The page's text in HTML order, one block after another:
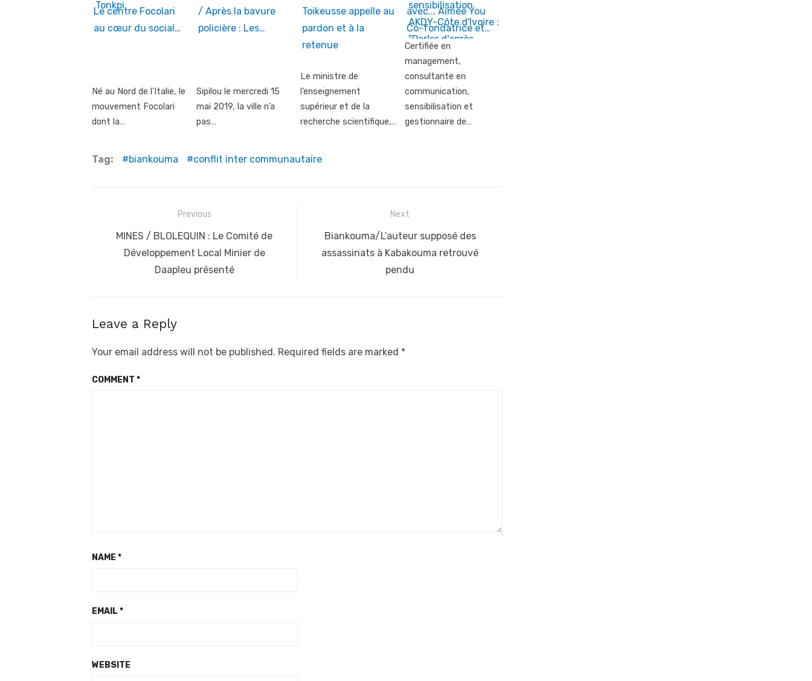
Le centre Focolari
au cœur du social…
Né au Nord de l’Italie, le
mouvement Focolari
dont la…
/ Après la bavure
policière : Les…
Sipilou le mercredi 15
mai 2019, la ville n’a
pas…
Toikeusse appelle au
pardon et à la
retenue
Le ministre de
l’enseignement
supérieur et de la
recherche scientifique,…
avec... Aimée You
Co-fondatrice et…
Certifiée en
management,
consultante en
communication,
sensibilisation et
gestionnaire de…
Tag: biankouma conflit inter communautaire
navigation
Previous
Previous
post:
MINES / BLOLEQUIN : Le Comité de
Développement Local Minier de
Daapleu présenté
Next
Next
post:
Biankouma/L’auteur supposé des
assassinats à Kabakouma retrouvé
pendu
Leave a Reply
Your email address will not be published. Required fields are marked *
COMMENT *
NAME *
EMAIL *
WEBSITE